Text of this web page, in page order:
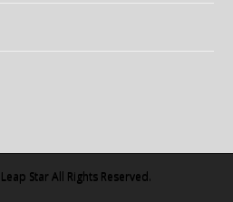
Star All Rights Reserved.